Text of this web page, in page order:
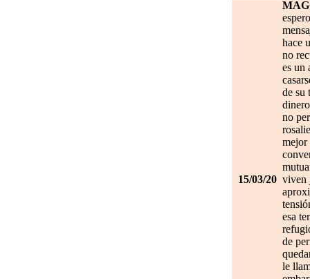
15/03/20
hace
no
es un
de su
no
mejor
viven
esa
de
le